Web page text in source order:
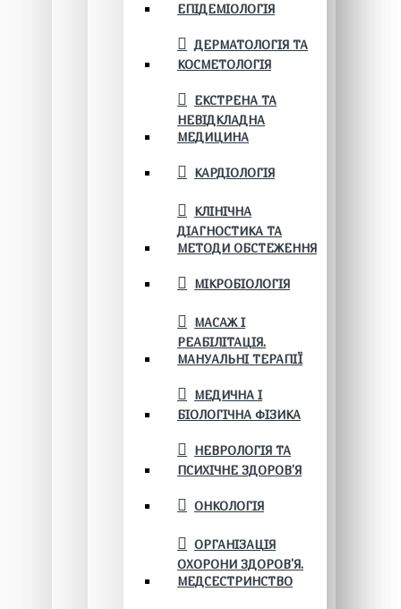
ЕПІДЕМІОЛОГІЯ
ДЕРМАТОЛОГІЯ ТА
КОСМЕТОЛОГІЯ
ЕКСТРЕНА ТА
НЕВІДКЛАДНА
МЕДИЦИНА
КАРДІОЛОГІЯ
КЛІНІЧНА
ДІАГНОСТИКА ТА
МЕТОДИ ОБСТЕЖЕННЯ
МІКРОБІОЛОГІЯ
МАСАЖ І
РЕАБІЛІТАЦІЯ.
МАНУАЛЬНІ ТЕРАПІЇ
МЕДИЧНА І
БІОЛОГІЧНА ФІЗИКА
НЕВРОЛОГІЯ ТА
ПСИХІЧНЕ ЗДОРОВ’Я
ОНКОЛОГІЯ
ОРГАНІЗАЦІЯ
ОХОРОНИ ЗДОРОВ'Я.
МЕДСЕСТРИНСТВО